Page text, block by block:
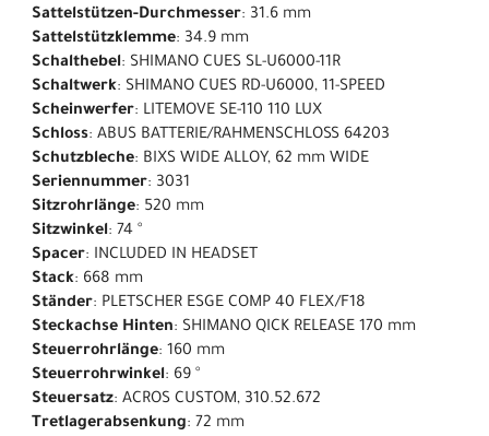
Sattelstützen-Durchmesser: 31.6 mm
Sattelstützklemme: 34.9 mm
Schalthebel: SHIMANO CUES SL-U6000-11R
Schaltwerk: SHIMANO CUES RD-U6000, 11-SPEED
Scheinwerfer: LITEMOVE SE-110 110 LUX
Schloss: ABUS BATTERIE/RAHMENSCHLOSS 64203
Schutzbleche: BIXS WIDE ALLOY, 62 mm WIDE
Seriennummer: 3031
Sitzrohrlänge: 520 mm
Sitzwinkel: 74 °
Spacer: INCLUDED IN HEADSET
Stack: 668 mm
Ständer: PLETSCHER ESGE COMP 40 FLEX/F18
Steckachse Hinten: SHIMANO QICK RELEASE 170 mm
Steuerrohrlänge: 160 mm
Steuerrohrwinkel: 69 °
Steuersatz: ACROS CUSTOM, 310.52.672
Tretlagerabsenkung: 72 mm